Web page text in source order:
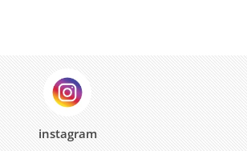
instagram